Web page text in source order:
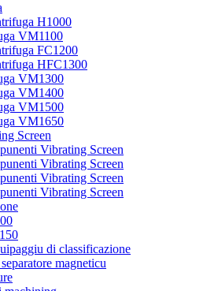
H1000
VM1100
FC1200
HFC1300
VM1300
VM1400
VM1500
VM1650
Screen
Vibrating Screen
Vibrating Screen
Vibrating Screen
Vibrating Screen
di classificazione
magneticu